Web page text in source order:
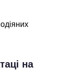
на